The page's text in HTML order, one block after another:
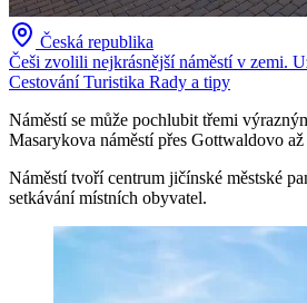
Česká republika
Češi zvolili nejkrásnější náměstí v zemi.
CestováníTuristika Rady a tipy
Náměstí se může pochlubit třemi
Masarykova náměstí přes Gottwaldovo
Náměstí tvoří centrum jičínské městské
setkávání místních obyvatel.